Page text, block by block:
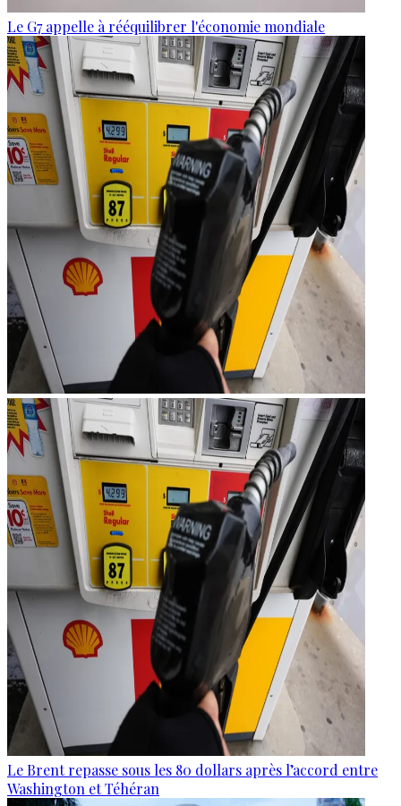
Le G7 appelle à rééquilibrer l'économie mondiale
Le Brent repasse sous les 80 dollars après l’accord entre
Washington et Téhéran